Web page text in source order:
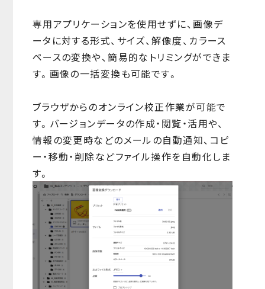
専用アプリケーションを使用せずに、画像デ
ータに対する形式、サイズ、解像度、カラース
ペースの変換や、簡易的なトリミングができま
す。画像の一括変換も可能です。
ブラウザからのオンライン校正作業が可能で
す。バージョンデータの作成・閲覧・活用や、
情報の変更時などのメールの自動通知、コピ
ー・移動・削除などファイル操作を自動化しま
す。